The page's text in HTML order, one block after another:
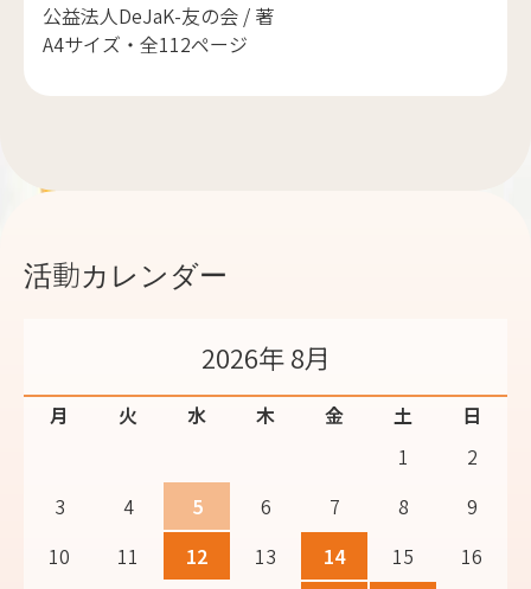
公益法人DeJaK-友の会 / 著
A4サイズ・全112ページ
活動カレンダー
2026年 8月
月 火 水 木 金 土
日
1
2
3
4 5 6 7 8
9
10
11 12 13 14 15
16